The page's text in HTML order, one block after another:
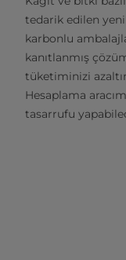
tedarik edilen
karbonlu
kanıtlanmış
tüketiminizi
Hesaplama
tasarrufu